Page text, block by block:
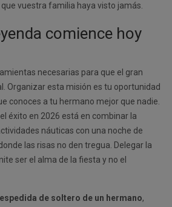
vuestra familia haya visto jamás.
comience hoy
necesarias para que el gran
Organizar esta misión es tu oportunidad
conoces a tu hermano mejor que nadie.
éxito en 2026 está en combinar la
náuticas con una noche de
las risas no den tregua. Delegar la
ser el alma de la fiesta y no el
de soltero de un hermano,